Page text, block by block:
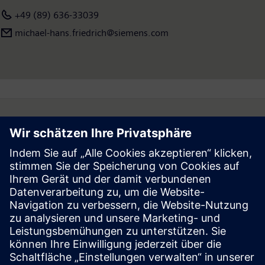
+49 (89) 636-33039
michael-hans.friedrich@siemens.com
Follow
Press | Company | Siemens
© Siemens 1996 – 2026
Corporate Information